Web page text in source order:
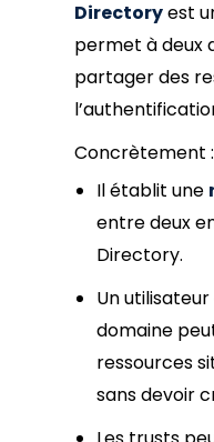
Directoryest
permet à deux
partager des
Concrètement :
Il établit une
entre deux
Directory.
Un
domaine
ressources
sans devoir